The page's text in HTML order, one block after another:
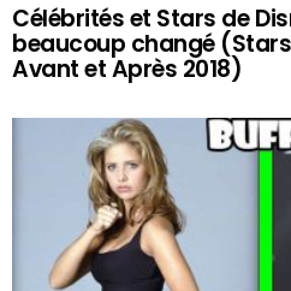
Célébrités et Stars de
beaucoup changé
Avant et Après 2018)